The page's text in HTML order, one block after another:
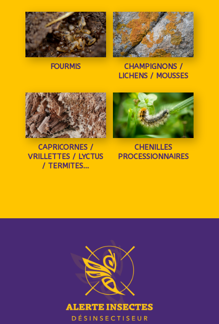
FOURMIS
CHAMPIGNONS /
LICHENS / MOUSSES
CAPRICORNES /
VRILLETTES / LYCTUS
/ TERMITES…
CHENILLES
PROCESSIONNAIRES